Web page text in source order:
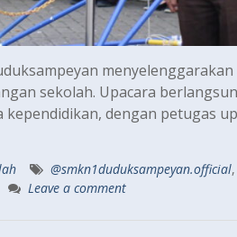
sekolah. Upacara
dengan petugas
@smkn1duduksampeyan.official,
Leave a comment